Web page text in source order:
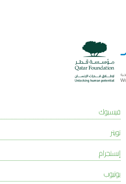
فيسبوك
تويتر
إنستجرام
يوتيوب